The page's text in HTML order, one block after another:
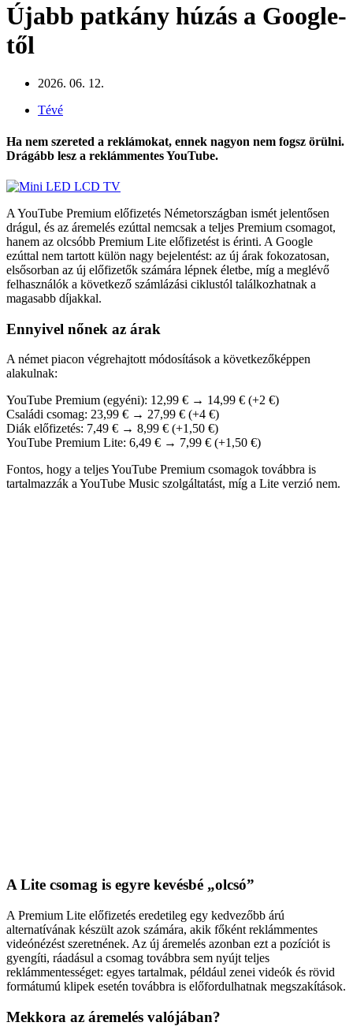
Újabb patkány húzás a Google-
től
2026. 06. 12.
Tévé
Ha nem szereted a reklámokat, ennek nagyon nem fogsz örülni.
Drágább lesz a reklámmentes YouTube.
A YouTube Premium előfizetés Németországban ismét jelentősen
drágul, és az áremelés ezúttal nemcsak a teljes Premium csomagot,
hanem az olcsóbb Premium Lite előfizetést is érinti. A Google
ezúttal nem tartott külön nagy bejelentést: az új árak fokozatosan,
elsősorban az új előfizetők számára lépnek életbe, míg a meglévő
felhasználók a következő számlázási ciklustól találkozhatnak a
magasabb díjakkal.
Ennyivel nőnek az árak
A német piacon végrehajtott módosítások a következőképpen
alakulnak:
YouTube Premium (egyéni): 12,99 € → 14,99 € (+2 €)
Családi csomag: 23,99 € → 27,99 € (+4 €)
Diák előfizetés: 7,49 € → 8,99 € (+1,50 €)
YouTube Premium Lite: 6,49 € → 7,99 € (+1,50 €)
Fontos, hogy a teljes YouTube Premium csomagok továbbra is
tartalmazzák a YouTube Music szolgáltatást, míg a Lite verzió nem.
A Lite csomag is egyre kevésbé „olcsó”
A Premium Lite előfizetés eredetileg egy kedvezőbb árú
alternatívának készült azok számára, akik főként reklámmentes
videónézést szeretnének. Az új áremelés azonban ezt a pozíciót is
gyengíti, ráadásul a csomag továbbra sem nyújt teljes
reklámmentességet: egyes tartalmak, például zenei videók és rövid
formátumú klipek esetén továbbra is előfordulhatnak megszakítások.
Mekkora az áremelés valójában?